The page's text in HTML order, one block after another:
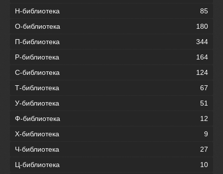
Н-библиотека
85
О-библиотека
180
П-библиотека
344
Р-библиотека
164
С-библиотека
124
Т-библиотека
67
У-библиотека
51
Ф-библиотека
12
Х-библиотека
9
Ч-библиотека
27
Ц-библиотека
10